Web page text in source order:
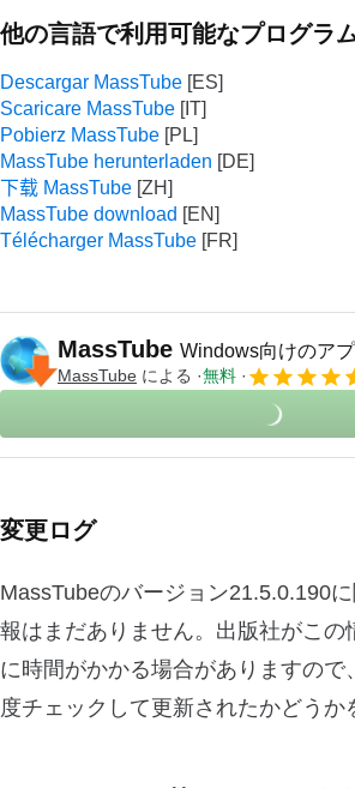
他の言語で利用可能なプログラ
Descargar MassTube
Scaricare MassTube
Pobierz MassTube
MassTube herunterladen
下载 MassTube
MassTube download
Télécharger MassTube
MassTube Windows向けのアプ
MassTube による 無料
変更ログ
MassTubeのバージョン21.5.0.190
報はまだありません。出版社がこの
に時間がかかる場合がありますので
度チェックして更新されたかどうか